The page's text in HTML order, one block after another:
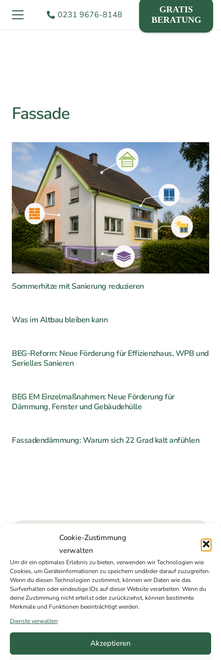
Cookie-Zustimmung
verwalten
Um dir ein optimales Erlebnis zu bieten, verwenden wir Technologien wie
Cookies, um Geräteinformationen zu speichern und/oder darauf zuzugreifen.
Wenn du diesen Technologien zustimmst, können wir Daten wie das
Surfverhalten oder eindeutige IDs auf dieser Website verarbeiten. Wenn du
deine Zustimmung nicht erteilst oder zurückziehst, können bestimmte
Merkmale und Funktionen beeinträchtigt werden.
Dienste verwalten
Akzeptieren
0231 9676-8148
GRATIS
BERATUNG
Fassade
Sommerhitze mit Sanierung reduzieren
Was im Altbau bleiben kann
BEG-Reform: Neue Förderung für Effizienzhaus, WPB und
Serielles Sanieren
BEG EM Einzelmaßnahmen: Neue Förderung für
Dämmung, Fenster und Gebäudehülle
Fassadendämmung: Warum sich 22 Grad kalt anfühlen
Kostenlose Erstberatung
anfordern
Kurzes Formular ausfüllen – wir melden uns
innerhalb von 12 Stunden
In 12h erfahren, welche Zuschüsse Sie
Kostenlos & unverbindlich – Ihre Daten sind